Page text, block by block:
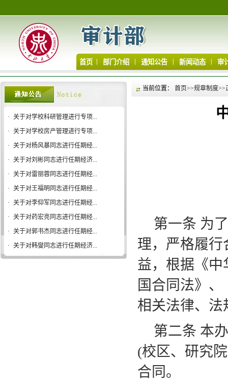
首页 部门介绍 通知公告 新闻动态 审
· 关于对学校科研管理进行专项...
· 关于对学校房产管理进行专项...
· 关于对杨风暴同志进行任期经...
· 关于对刘彬同志进行任期经济...
· 关于对雷丽蓉同志进行任期经...
· 关于对王福明同志进行任期经...
· 关于对李仰军同志进行任期经...
· 关于对药宏亮同志进行任期经...
· 关于对郭书杰同志进行任期经...
· 关于对韩燮同志进行任期经济...
当前位置： 首页>>规章制度>>
第一条 为
理，严格履
益，根据《
国合同法》
相关法律、
第二条 本
(校区、研究
合同。